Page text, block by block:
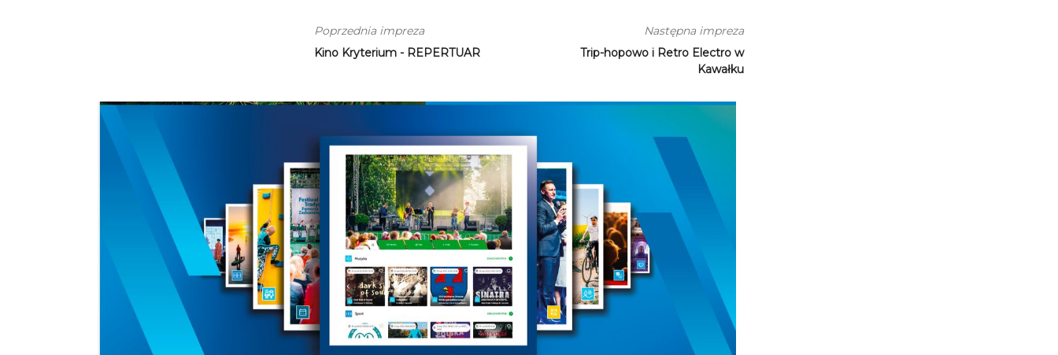
Poprzednia impreza
Kino Kryterium - REPERTUAR
Następna impreza
Trip-hopowo i Retro Electro w
Kawałku